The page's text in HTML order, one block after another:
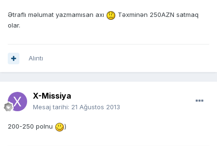
Ətraflı məlumat yazmamısan axı
Təxminən 250AZN satmaq
olar.
Alıntı
X-Missiya
Mesaj tarihi: 21 Ağustos 2013
200-250 polnu )